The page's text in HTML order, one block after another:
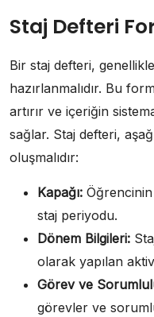
Staj Defteri
Bir staj defteri,
hazırlanmalıdır. Bu
artırır ve içeriğin
sağlar. Staj defteri,
oluşmalıdır:
Kapağı: Öğrencinin
staj periyodu.
Dönem Bilgileri:
olarak yapılan
Görev ve
görevler ve